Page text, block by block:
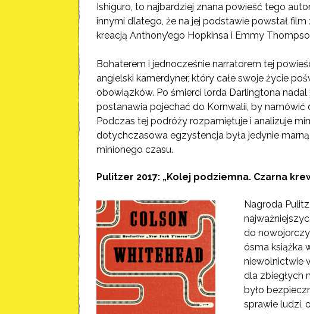
Ishiguro, to najbardziej znana powieść tego
innymi dlatego, że na jej podstawie powstał film
kreacją Anthony’ego Hopkinsa i Emmy
Bohaterem i jednocześnie narratorem tej
angielski kamerdyner, który całe swoje życie
obowiązków. Po śmierci lorda Darlingtona
postanawia pojechać do Kornwalii, by
Podczas tej podróży rozpamiętuje i analizuje
dotychczasowa egzystencja była jedynie
minionego czasu.
Pulitzer 2017: „Kolej podziemna. Czarna
Nagroda
do
ósma książka
niewolnictwie
dla zbiegłych
było
sprawie ludzi,